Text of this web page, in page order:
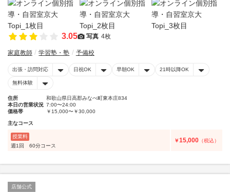
3.05 写真 4枚
家庭教師 学習塾・塾 予備校
出張・訪問対応 日祝OK 早朝OK 21時以降OK
無料体験
住所
和歌山県日高郡みなべ町東本庄834
本日の営業状況 7:00〜24:00
価格帯
￥15,000〜￥30,000
主なコース
授業料
週1回 60分コース
￥15,000 （税込）
店舗公式